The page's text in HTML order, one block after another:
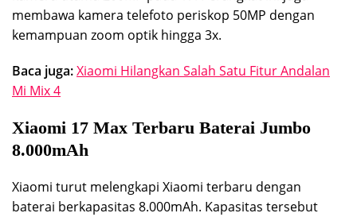
membawa kamera telefoto periskop 50MP dengan
kemampuan zoom optik hingga 3x.
Baca juga:Xiaomi Hilangkan Salah Satu Fitur Andalan
Mi Mix 4
Xiaomi 17 Max Terbaru Baterai Jumbo
8.000mAh
Xiaomi turut melengkapi Xiaomi terbaru dengan
baterai berkapasitas 8.000mAh. Kapasitas tersebut